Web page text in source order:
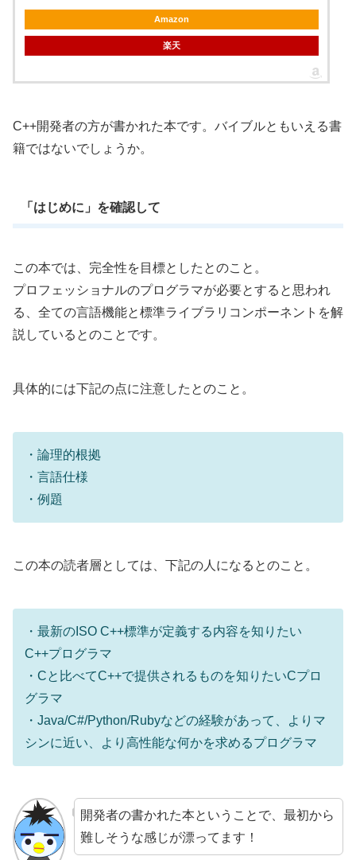
Amazon
楽天
C++開発者の方が書かれた本です。バイブルともいえる書
籍ではないでしょうか。
「はじめに」を確認して
この本では、完全性を目標としたとのこと。
プロフェッショナルのプログラマが必要とすると思われ
る、全ての言語機能と標準ライブラリコンポーネントを解
説しているとのことです。
具体的には下記の点に注意したとのこと。
・論理的根拠
・言語仕様
・例題
この本の読者層としては、下記の人になるとのこと。
・最新のISO C++標準が定義する内容を知りたい
C++プログラマ
・Cと比べてC++で提供されるものを知りたいCプロ
グラマ
・Java/C#/Python/Rubyなどの経験があって、よりマ
シンに近い、より高性能な何かを求めるプログラマ
開発者の書かれた本ということで、最初から
難しそうな感じが漂ってます！